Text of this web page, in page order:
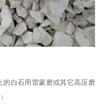
的白石用雷蒙磨或其它高压磨